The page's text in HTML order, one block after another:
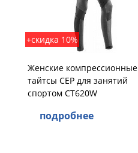
+скидка 10%
Женские компрессионные
тайтсы CEP для занятий
спортом CT620W
подробнее